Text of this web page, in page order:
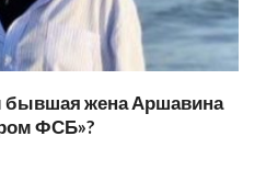
бывшая жена Аршавина
ФСБ»?